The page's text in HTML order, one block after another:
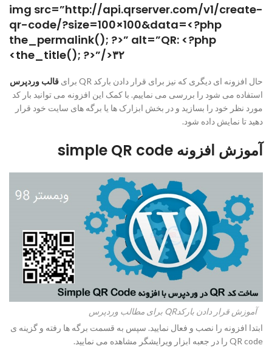
img src=”http://api.qrserver.com/v1/create-
qr-code/?size=100×100&data=<?php
the_permalink(); ?>” alt=”QR: <?php
the_title(); ?>”/>۳۲>
حال افزونه ای دیگری که نیز برای قرار دادن بارکد QR برای
قالب وردپرس
استفاده می شود را بررسی می نماییم. با کمک این افزونه می توانید بار کد
مورد نظر خود را بسازید و در بخش ابزارک ها یا برگه های سایت خود قرار
دهید تا نمایش داده شود.
آموزش افزونه simple QR code
آموزش قرار دادن بارکدQR برای مطالب وردپرس
ابتدا افزونه را نصب و فعال نمایید. سپس به قسمت برگه ها رفته و گزینه ی
QR code را در جعبه ابزار ویرایشگر مشاهده می نمایید.